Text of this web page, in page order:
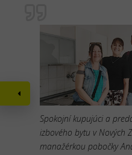
Spokojní kupujúci a
izbového bytu v Nových
manažérkou pobočky